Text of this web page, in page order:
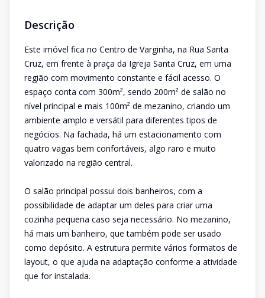
Descrição
Este imóvel fica no Centro de Varginha, na Rua Santa
Cruz, em frente à praça da Igreja Santa Cruz, em uma
região com movimento constante e fácil acesso. O
espaço conta com 300m², sendo 200m² de salão no
nível principal e mais 100m² de mezanino, criando um
ambiente amplo e versátil para diferentes tipos de
negócios. Na fachada, há um estacionamento com
quatro vagas bem confortáveis, algo raro e muito
valorizado na região central.
O salão principal possui dois banheiros, com a
possibilidade de adaptar um deles para criar uma
cozinha pequena caso seja necessário. No mezanino,
há mais um banheiro, que também pode ser usado
como depósito. A estrutura permite vários formatos de
layout, o que ajuda na adaptação conforme a atividade
que for instalada.